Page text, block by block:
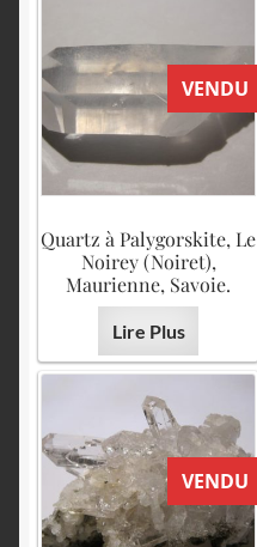
VENDU
Quartz à Palygorskite, Le
Noirey (Noiret),
Maurienne, Savoie.
Lire Plus
VENDU